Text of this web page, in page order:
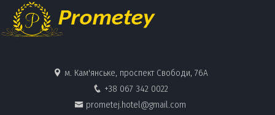
м. Кам'янське, проспект Свободи, 76А
+38 067 342 0022
prometej.hotel@gmail.com